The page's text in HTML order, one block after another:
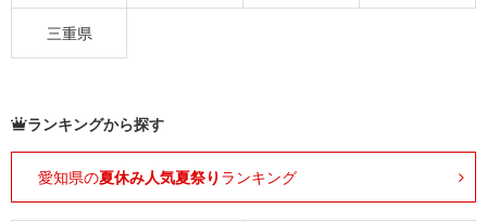
三重県
ランキングから探す
愛知県の夏休み人気夏祭り ランキング